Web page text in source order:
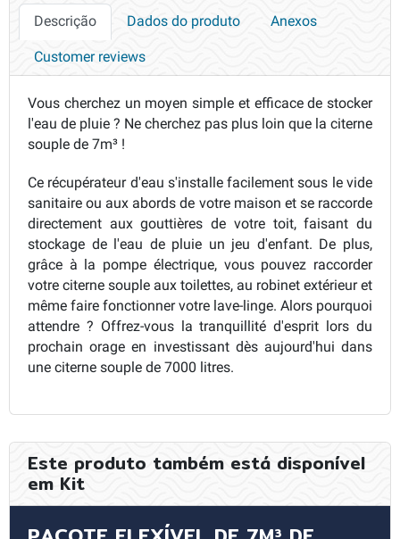
Descrição Dados do produto Anexos
Customer reviews
Vous cherchez un moyen simple et efficace de stocker
l'eau de pluie ? Ne cherchez pas plus loin que la citerne
souple de 7m³ !
Ce récupérateur d'eau s'installe facilement sous le vide
sanitaire ou aux abords de votre maison et se raccorde
directement aux gouttières de votre toit, faisant du
stockage de l'eau de pluie un jeu d'enfant. De plus,
grâce à la pompe électrique, vous pouvez raccorder
votre citerne souple aux toilettes, au robinet extérieur et
même faire fonctionner votre lave-linge. Alors pourquoi
attendre ? Offrez-vous la tranquillité d'esprit lors du
prochain orage en investissant dès aujourd'hui dans
une citerne souple de 7000 litres.
Este produto também está disponível
em Kit